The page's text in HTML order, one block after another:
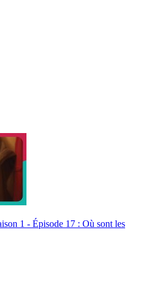
1 - Épisode 17 : Où sont les